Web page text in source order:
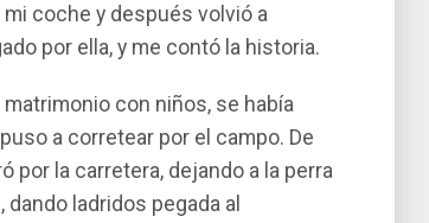
coche y después volvió a
por ella, y me contó la historia.
con niños, se habí­a
a corretear por el campo. De
por la carretera, dejando a la perra
ladridos pegada al